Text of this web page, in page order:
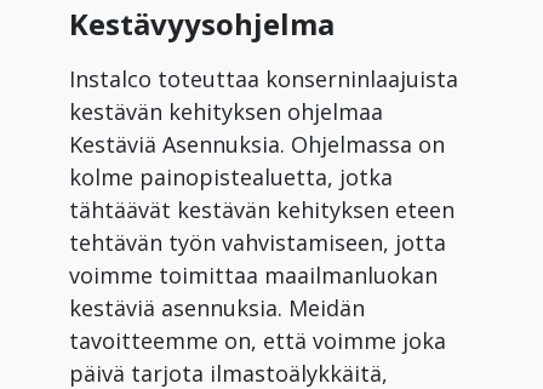
Kestävyysohjelma
Instalco toteuttaa konserninlaajuista
kestävän kehityksen ohjelmaa
Kestäviä Asennuksia. Ohjelmassa on
kolme painopistealuetta, jotka
tähtäävät kestävän kehityksen eteen
tehtävän työn vahvistamiseen, jotta
voimme toimittaa maailmanluokan
kestäviä asennuksia. Meidän
tavoitteemme on, että voimme joka
päivä tarjota ilmastoälykkäitä,